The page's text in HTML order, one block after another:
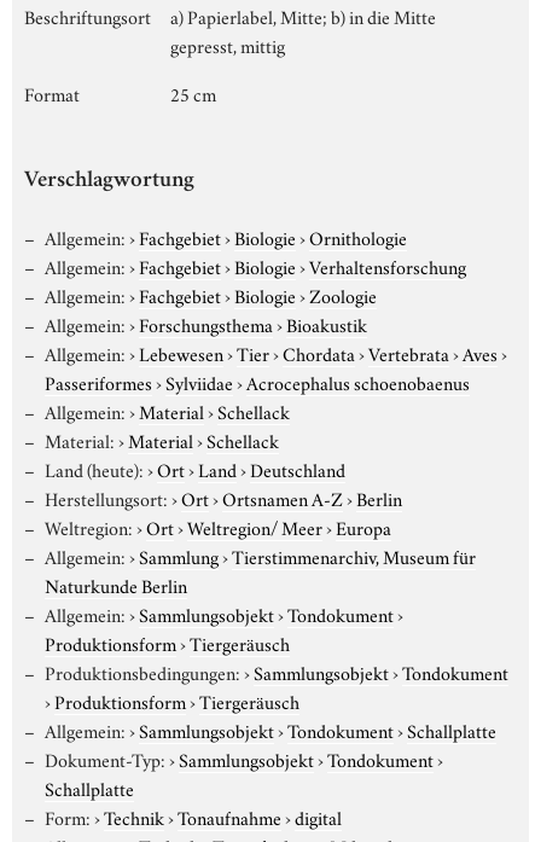
Beschriftungsort
a) Papierlabel, Mitte; b) in die Mitte
gepresst, mittig
Format
25 cm
Verschlagwortung
Allgemein:›Fachgebiet›Biologie›Ornithologie
Allgemein:›Fachgebiet›Biologie›Verhaltensforschung
Allgemein:›Fachgebiet›Biologie›Zoologie
Allgemein:›Forschungsthema›Bioakustik
Allgemein:›Lebewesen›Tier›Chordata›Vertebrata›Aves›
Passeriformes›Sylviidae›Acrocephalus schoenobaenus
Allgemein:›Material›Schellack
Material:›Material›Schellack
Land (heute):›Ort›Land›Deutschland
Herstellungsort:›Ort›Ortsnamen A-Z›Berlin
Weltregion:›Ort›Weltregion/ Meer›Europa
Allgemein:›Sammlung›Tierstimmenarchiv, Museum für
Naturkunde Berlin
Allgemein:›Sammlungsobjekt›Tondokument›
Produktionsform›Tiergeräusch
Produktionsbedingungen:›Sammlungsobjekt›Tondokument
›Produktionsform›Tiergeräusch
Allgemein:›Sammlungsobjekt›Tondokument›Schallplatte
Dokument-Typ:›Sammlungsobjekt›Tondokument›
Schallplatte
Form:›Technik›Tonaufnahme›digital